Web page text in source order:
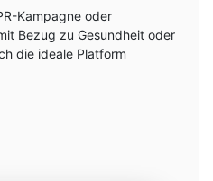
Kampagne oder
Bezug zu Gesundheit oder
die ideale Platform